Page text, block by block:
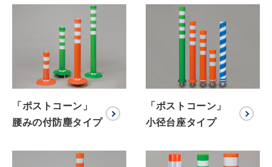
「ポストコーン」
腰みの付防塵タイプ
「ポストコーン」
小径台座タイプ